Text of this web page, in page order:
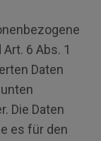
6 Abs. 1
Daten
Die Daten
es für den